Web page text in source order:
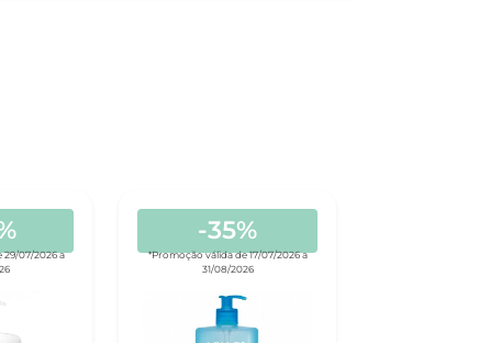
29/07/2026 a
-35%
*Promoção válida de 17/07/2026 a
31/08/2026